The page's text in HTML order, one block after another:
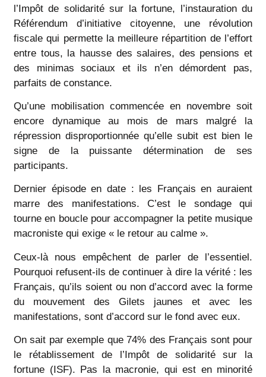
l’Impôt de solidarité sur la fortune, l’instauration du
Référendum d’initiative citoyenne, une révolution
fiscale qui permette la meilleure répartition de l’effort
entre tous, la hausse des salaires, des pensions et
des minimas sociaux et ils n’en démordent pas,
parfaits de constance.
Qu’une mobilisation commencée en novembre soit
encore dynamique au mois de mars malgré la
répression disproportionnée qu’elle subit est bien le
signe de la puissante détermination de ses
participants.
Dernier épisode en date : les Français en auraient
marre des manifestations. C’est le sondage qui
tourne en boucle pour accompagner la petite musique
macroniste qui exige « le retour au calme ».
Ceux-là nous empêchent de parler de l’essentiel.
Pourquoi refusent-ils de continuer à dire la vérité : les
Français, qu’ils soient ou non d’accord avec la forme
du mouvement des Gilets jaunes et avec les
manifestations, sont d’accord sur le fond avec eux.
On sait par exemple que 74% des Français sont pour
le rétablissement de l’Impôt de solidarité sur la
fortune (ISF). Pas la macronie, qui est en minorité